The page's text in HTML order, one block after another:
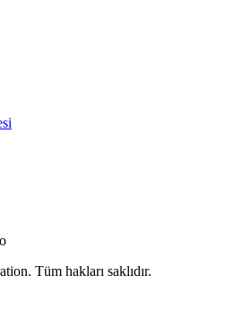
Tüm hakları saklıdır.